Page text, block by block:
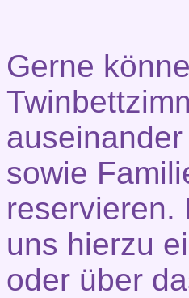
Gerne
sowie
reservieren.
uns hierzu
oder über